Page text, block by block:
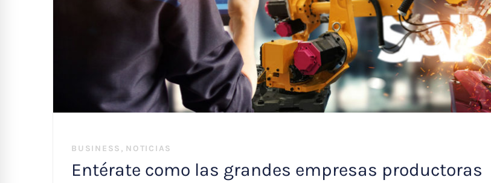
BUSINESS , NOTICIAS
Entérate como las grandes empresas productoras